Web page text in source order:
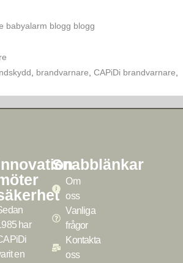
brandvarnare ,CAPiDi brandvarnare
har
en
Snabblänkar
Om
oss
Vanliga
frågor
Kontakta
oss